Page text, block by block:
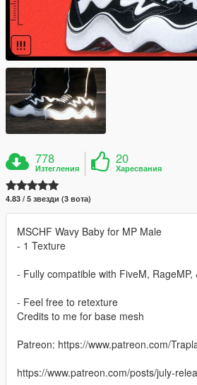
778
Изтегления
20
Харесвания
4.83 / 5 звезди (3 вота)
MSCHF Wavy Baby for MP Male
- 1 Texture
- Fully compatible with FiveM, RageMP,
- Feel free to retexture
Credits to me for base mesh
Patreon: https://www.patreon.com/
https://www.patreon.com/posts/july-